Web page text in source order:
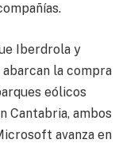
Iberdrola y
la compra
eólicos
Cantabria, ambos
avanza en